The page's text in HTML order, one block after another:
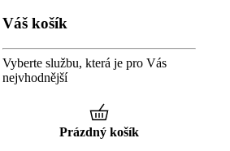
Váš košík
Vyberte službu, která je pro Vás
nejvhodnější
Prázdný košík